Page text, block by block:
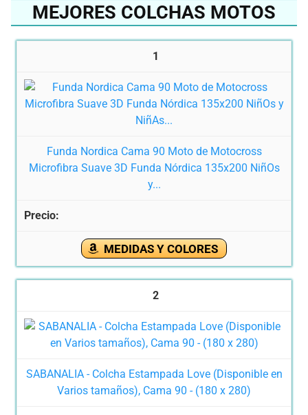
MEJORES COLCHAS MOTOS
1
Funda Nordica Cama 90 Moto de Motocross
Microfibra Suave 3D Funda Nórdica 135x200 NiñOs
y...
MEDIDAS Y COLORES
2
SABANALIA - Colcha Estampada Love (Disponible en
Varios tamaños), Cama 90 - (180 x 280)